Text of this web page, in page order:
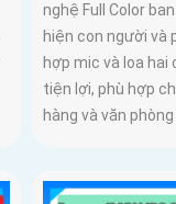
nghệ Full Color
hiện con người và
hợp mic và loa hai
tiện lợi, phù hợp
hàng và văn phòng